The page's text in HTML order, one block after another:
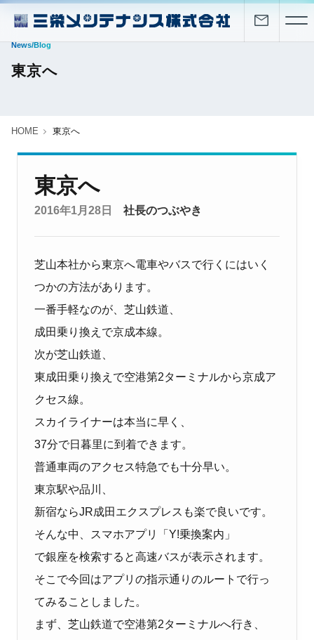
News/Blog
東京へ
HOME 東京へ
東京へ
2016年1月28日 社長のつぶやき
芝山本社から東京へ電車やバスで行くにはいく
つかの方法があります。
一番手軽なのが、芝山鉄道、
成田乗り換えで京成本線。
次が芝山鉄道、
東成田乗り換えで空港第2ターミナルから京成ア
クセス線。
スカイライナーは本当に早く、
37分で日暮里に到着できます。
普通車両のアクセス特急でも十分早い。
東京駅や品川、
新宿ならJR成田エクスプレスも楽で良いです。
そんな中、スマホアプリ「Y!乗換案内」
で銀座を検索すると高速バスが表示されます。
そこで今回はアプリの指示通りのルートで行っ
てみることしました。
まず、芝山鉄道で空港第2ターミナルへ行き、